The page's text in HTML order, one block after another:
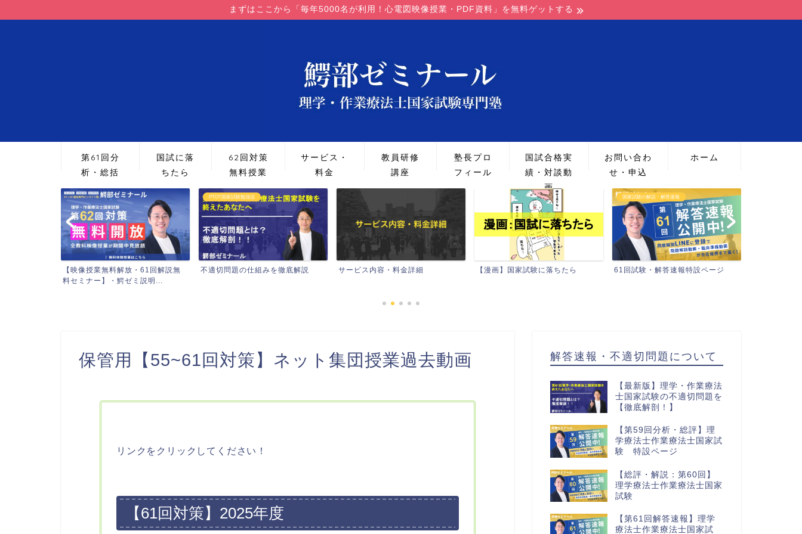
まずはここから「毎年5000名が利用！心電図映像授業・PDF資料」を無料ゲットする
第61回分
析・総括
国試に落
ちたら
62回対策
無料授業
サービス・
料金
教員研修
講座
塾長プロ
フィール
国試合格実
績・対談動
画
お問い合わ
せ・申込
ホーム
PTOT国家試験勉強法
不適切問題の仕組みを徹底解説 サービス内容・料金詳細 【漫画】国家試験に落ちたら
国家試験の解説・解答速報
61回試験・解答速報特設ページ
【映像授業無料解放・61回解説無
保管用【55~61回対策】ネット集団授業過去動画
リンクをクリックしてください！
【61回対策】2025年度
解答速報・不適切問題について
【最新版】理学・作業療法
士国家試験の不適切問題を
【徹底解剖！】
【第59回分析・総評】理
学療法士作業療法士国家試
験 特設ページ
【総評・解説：第60回】
理学療法士作業療法士国家
試験
【第61回解答速報】理学
療法士作業療法士国家試